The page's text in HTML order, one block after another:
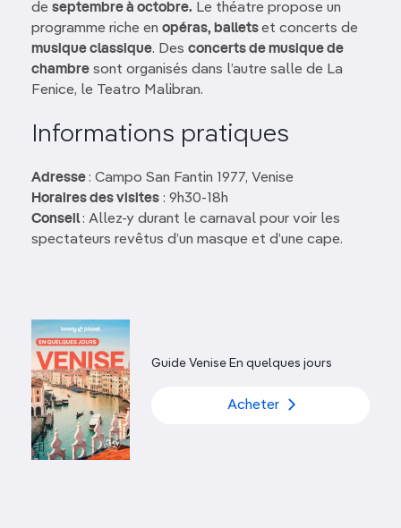
de septembre à octobre. Le théatre propose un
programme riche en opéras, balletset concerts de
musique classique. Des concerts de musique de
chambre sont organisés dans l’autre salle de La
Fenice, le Teatro Malibran.
Informations pratiques
Adresse: Campo San Fantin 1977, Venise
Horaires des visites : 9h30-18h
Conseil: Allez-y durant le carnaval pour voir les
spectateurs revêtus d’un masque et d’une cape.
Guide Venise En quelques jours
Acheter